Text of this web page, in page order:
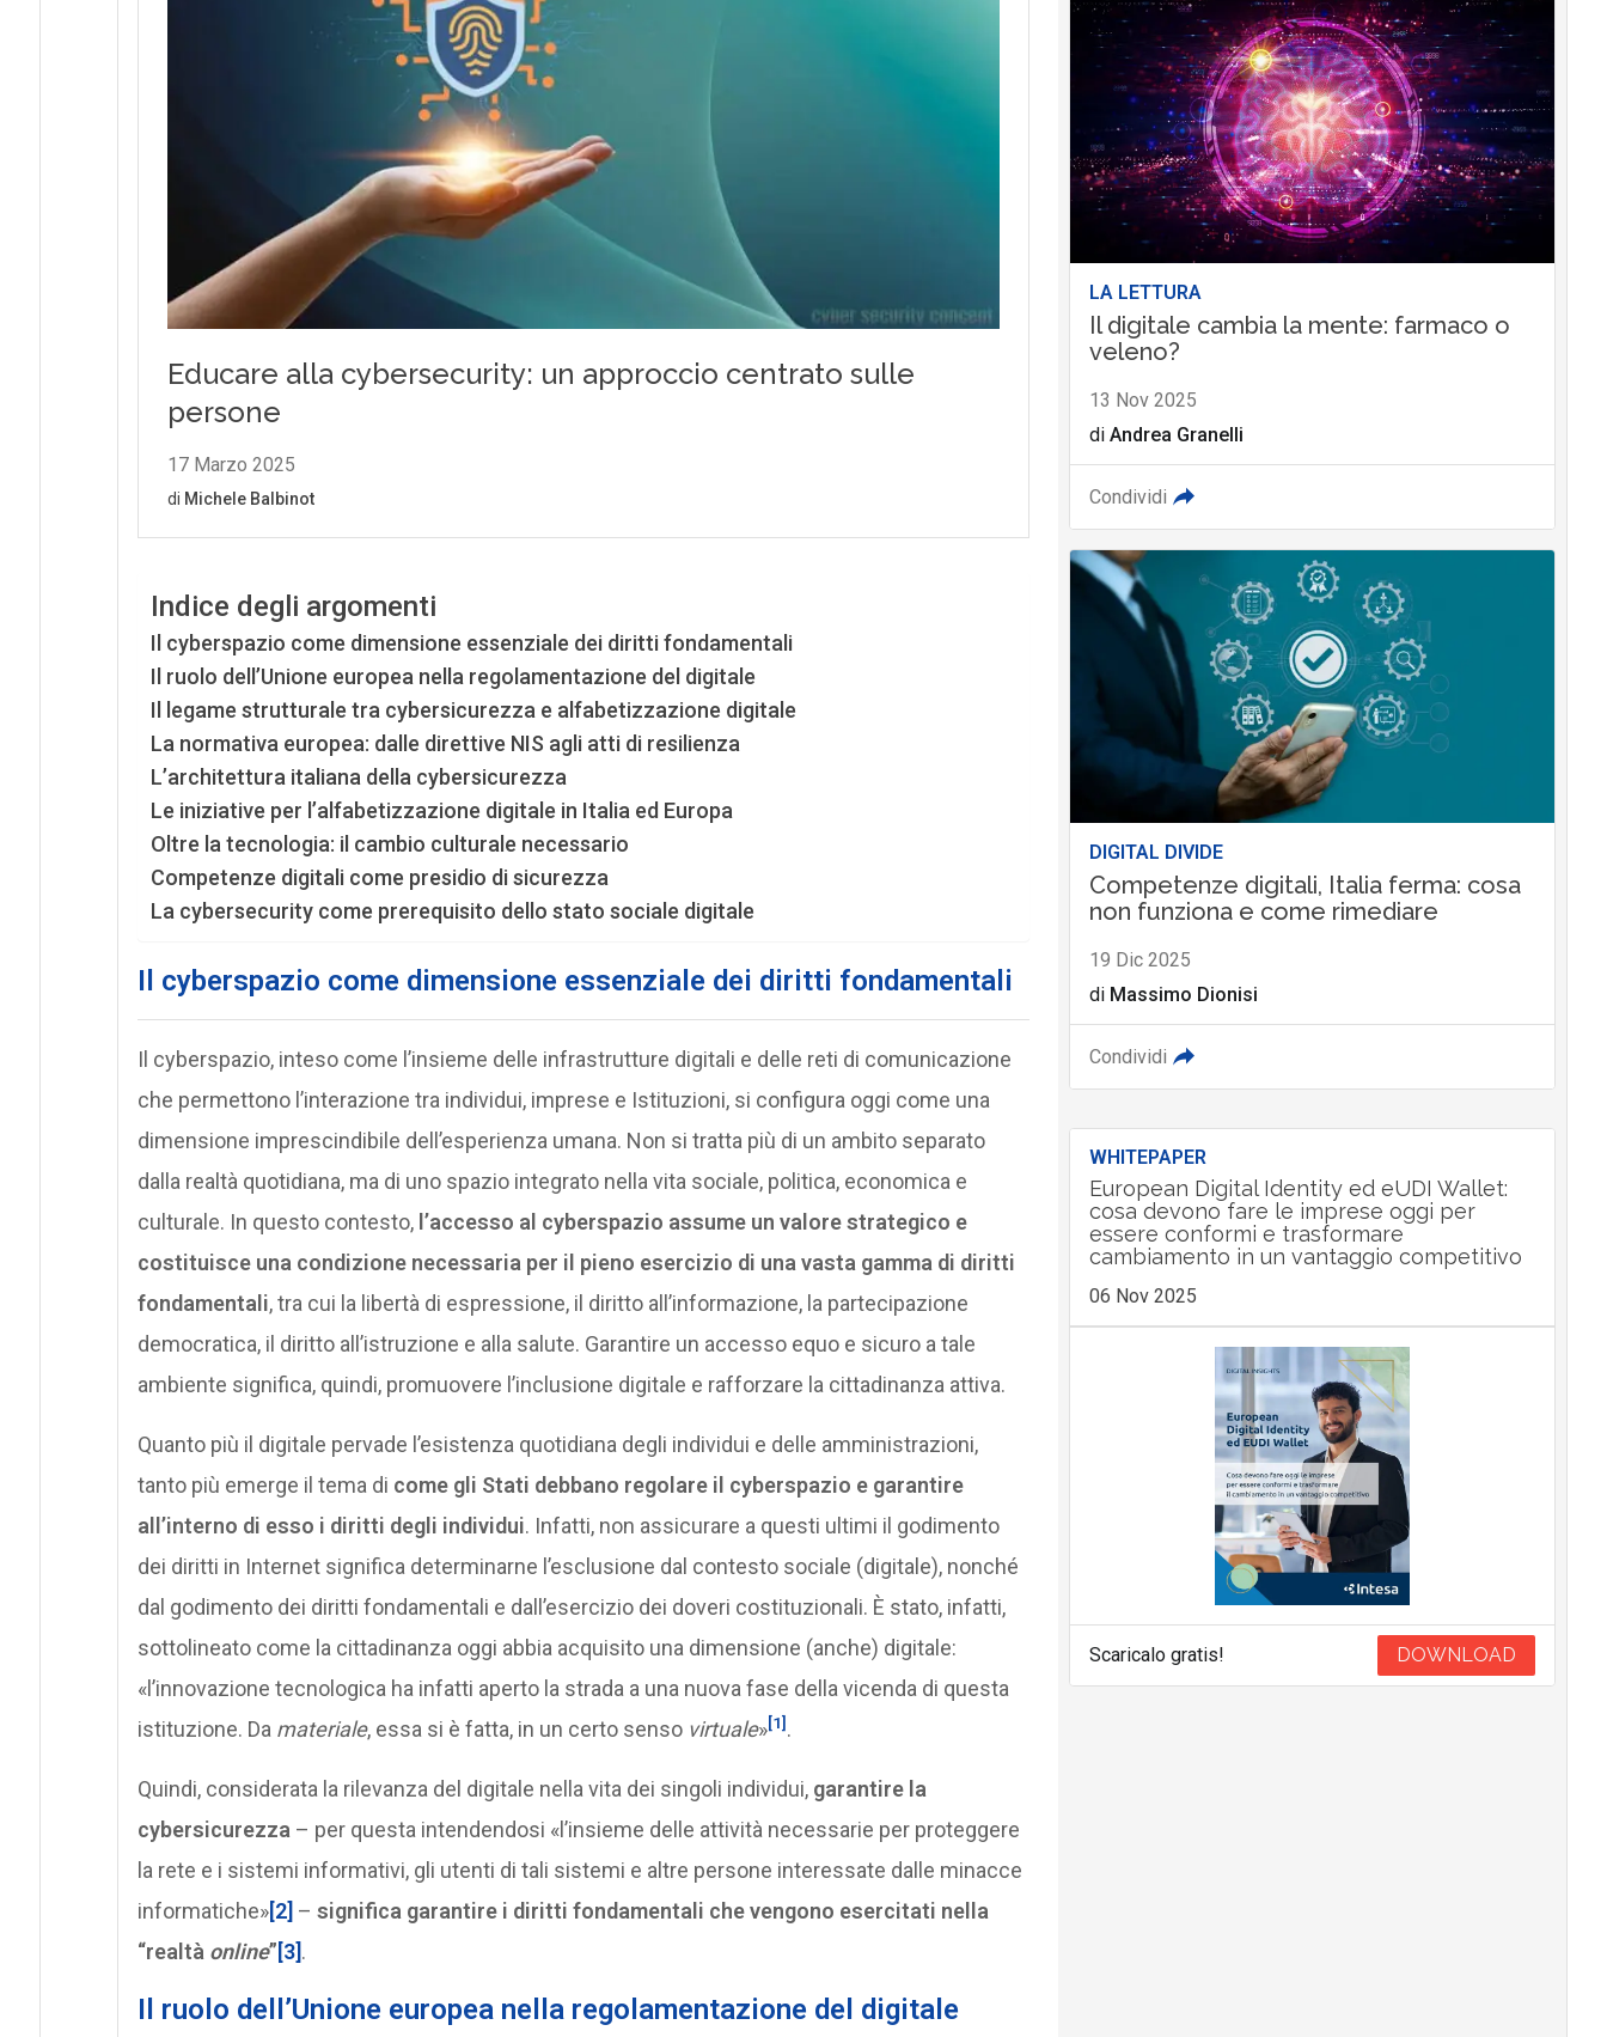
Indice degli argomenti
Il cyberspazio come dimensione essenziale dei diritti fondamentali
Il ruolo dell’Unione europea nella regolamentazione del digitale
Il legame strutturale tra cybersicurezza e alfabetizzazione digitale
La normativa europea: dalle direttive NIS agli atti di resilienza
L’architettura italiana della cybersicurezza
Le iniziative per l’alfabetizzazione digitale in Italia ed Europa
Oltre la tecnologia: il cambio culturale necessario
Competenze digitali come presidio di sicurezza
La cybersecurity come prerequisito dello stato sociale digitale
Il cyberspazio come dimensione essenziale dei diritti fondamentali
Il cyberspazio, inteso come l’insieme delle infrastrutture digitali e delle reti di comunicazione
che permettono l’interazione tra individui, imprese e Istituzioni, si configura oggi come una
dimensione imprescindibile dell’esperienza umana. Non si tratta più di un ambito separato
dalla realtà quotidiana, ma di uno spazio integrato nella vita sociale, politica, economica e
culturale. In questo contesto,l’accesso al cyberspazio assume un valore strategico e
costituisce una condizione necessaria per il pieno esercizio di una vasta gamma di diritti
fondamentali, tra cui la libertà di espressione, il diritto all’informazione, la partecipazione
democratica, il diritto all’istruzione e alla salute. Garantire un accesso equo e sicuro a tale
ambiente significa, quindi, promuovere l’inclusione digitale e rafforzare la cittadinanza attiva.
Quanto più il digitale pervade l’esistenza quotidiana degli individui e delle amministrazioni,
tanto più emerge il tema di come gli Stati debbano regolare il cyberspazio e garantire
all’interno di esso i diritti degli individui. Infatti, non assicurare a questi ultimi il godimento
dei diritti in Internet significa determinarne l’esclusione dal contesto sociale (digitale), nonché
dal godimento dei diritti fondamentali e dall’esercizio dei doveri costituzionali. È stato, infatti,
sottolineato come la cittadinanza oggi abbia acquisito una dimensione (anche) digitale:
«l’innovazione tecnologica ha infatti aperto la strada a una nuova fase della vicenda di questa
istituzione. Da materiale, essa si è fatta, in un certo senso virtuale»[1] .
Quindi, considerata la rilevanza del digitale nella vita dei singoli individui, garantire la
cybersicurezza – per questa intendendosi «l’insieme delle attività necessarie per proteggere
la rete e i sistemi informativi, gli utenti di tali sistemi e altre persone interessate dalle minacce
informatiche»[2] – significa garantire i diritti fondamentali che vengono esercitati nella
“realtà online”[3].
Il ruolo dell’Unione europea nella regolamentazione del digitale
LA LETTURA
Il digitale cambia la mente: farmaco o
veleno?
13 Nov 2025
di Andrea Granelli
Condividi
DIGITAL DIVIDE
Competenze digitali, Italia ferma: cosa
non funziona e come rimediare
19 Dic 2025
di Massimo Dionisi
Condividi
WHITEPAPER
European Digital Identity ed eUDI Wallet:
cosa devono fare le imprese oggi per
essere conformi e trasformare
cambiamento in un vantaggio competitivo
06 Nov 2025
Scaricalo gratis! DOWNLOAD